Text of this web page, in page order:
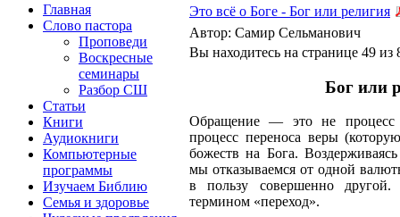
Главная
Слово пастора
Проповеди
Воскресные
семинары
Разбор СШ
Статьи
Книги
Аудиокниги
Компьютерные
программы
Изучаем Библию
Семья и здоровье
Это всё о Боге - Бог или религия
Автор: Самир Сельманович
Вы находитесь на странице 49 из
Бог или
Обращение — это не
процесс переноса веры
божеств на Бога.
мы отказываемся от одной
в пользу совершенно
термином «переход».